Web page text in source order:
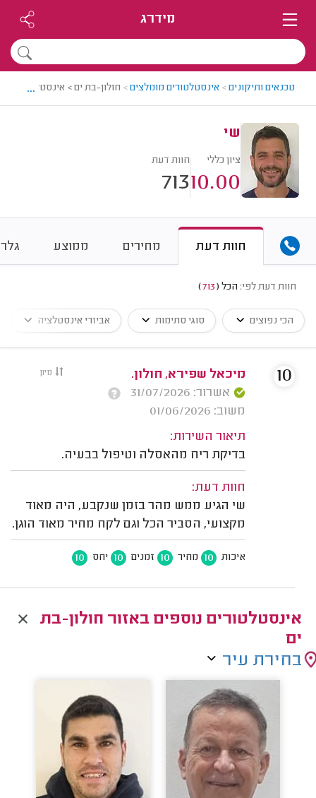
מידרג
טכנאים ותיקונים> אינסטלטורים מומלצים> חולון-בת ים > אינסטלטור
...
שי
ציון כללי
10.00
חוות דעת
713
חוות דעת מחירים ממוצע
חוות דעת לפי: הכל (
713
)
הכי נפוצים סוגי סתימות אביזרי אינסטלציה
מיון
מיכאל שפירא, חולון.
אשרור: 31/07/2026
משוב: 01/06/2026
תיאור השירות:
בדיקת ריח מהאסלה וטיפול בבעיה.
חוות דעת:
שי הגיע ממש מהר בזמן שנקבע, היה מאוד
מקצועי, הסביר הכל וגם לקח מחיר מאוד הוגן.
איכות 10 מחיר 10 זמנים 10 יחס 10
10
אינסטלטורים נוספים באזור חולון-בת
ים
בחירת עיר